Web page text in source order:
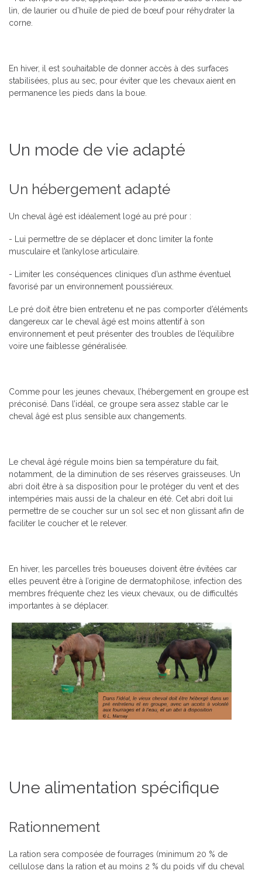
lin, de laurier ou d’huile de pied de bœuf pour réhydrater la
corne.
En hiver, il est souhaitable de donner accès à des surfaces
stabilisées, plus au sec, pour éviter que les chevaux aient en
permanence les pieds dans la boue.
Un mode de vie adapté
Un hébergement adapté
Un cheval âgé est idéalement logé au pré pour :
- Lui permettre de se déplacer et donc limiter la fonte
musculaire et l’ankylose articulaire.
- Limiter les conséquences cliniques d’un asthme éventuel
favorisé par un environnement poussiéreux.
Le pré doit être bien entretenu et ne pas comporter d’éléments
dangereux car le cheval âgé est moins attentif à son
environnement et peut présenter des troubles de l’équilibre
voire une faiblesse généralisée.
Comme pour les jeunes chevaux, l’hébergement en groupe est
préconisé. Dans l’idéal, ce groupe sera assez stable car le
cheval âgé est plus sensible aux changements.
Le cheval âgé régule moins bien sa température du fait,
notamment, de la diminution de ses réserves graisseuses. Un
abri doit être à sa disposition pour le protéger du vent et des
intempéries mais aussi de la chaleur en été. Cet abri doit lui
permettre de se coucher sur un sol sec et non glissant afin de
faciliter le coucher et le relever.
En hiver, les parcelles très boueuses doivent être évitées car
elles peuvent être à l’origine de dermatophilose, infection des
membres fréquente chez les vieux chevaux, ou de difficultés
importantes à se déplacer.
Une alimentation spécifique
Rationnement
La ration sera composée de fourrages (minimum 20 % de
cellulose dans la ration et au moins 2 % du poids vif du cheval